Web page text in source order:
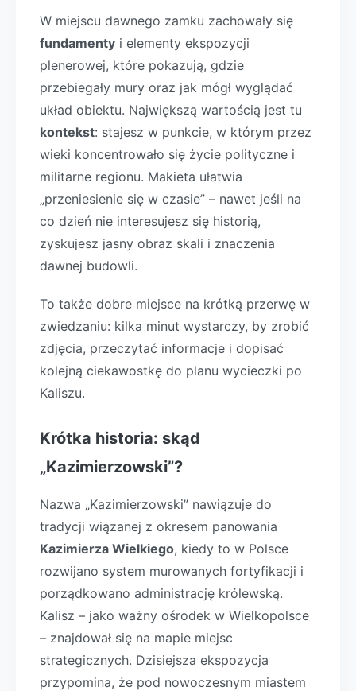
W miejscu dawnego zamku zachowały się
fundamenty i elementy ekspozycji
plenerowej, które pokazują, gdzie
przebiegały mury oraz jak mógł wyglądać
układ obiektu. Największą wartością jest tu
kontekst: stajesz w punkcie, w którym przez
wieki koncentrowało się życie polityczne i
militarne regionu. Makieta ułatwia
„przeniesienie się w czasie” – nawet jeśli na
co dzień nie interesujesz się historią,
zyskujesz jasny obraz skali i znaczenia
dawnej budowli.
To także dobre miejsce na krótką przerwę w
zwiedzaniu: kilka minut wystarczy, by zrobić
zdjęcia, przeczytać informacje i dopisać
kolejną ciekawostkę do planu wycieczki po
Kaliszu.
Krótka historia: skąd
„Kazimierzowski”?
Nazwa „Kazimierzowski” nawiązuje do
tradycji wiązanej z okresem panowania
Kazimierza Wielkiego, kiedy to w Polsce
rozwijano system murowanych fortyfikacji i
porządkowano administrację królewską.
Kalisz – jako ważny ośrodek w Wielkopolsce
– znajdował się na mapie miejsc
strategicznych. Dzisiejsza ekspozycja
przypomina, że pod nowoczesnym miastem